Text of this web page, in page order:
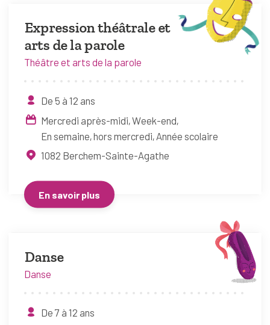
Expression théâtrale et
arts de la parole
Théâtre et arts de la parole
De 5 à 12 ans
Mercredi après-midi Week-end
En semaine, hors mercredi Année scolaire
1082 Berchem-Sainte-Agathe
En savoir plus
Danse
Danse
De 7 à 12 ans